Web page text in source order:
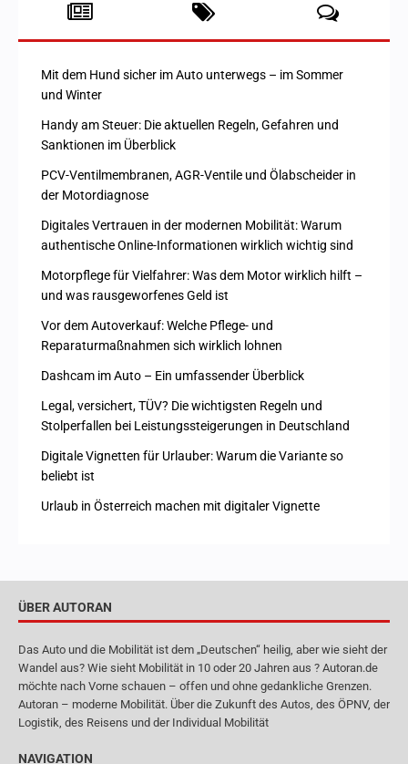
Mit dem Hund sicher im Auto unterwegs – im Sommer
und Winter
Handy am Steuer: Die aktuellen Regeln, Gefahren und
Sanktionen im Überblick
PCV-Ventilmembranen, AGR-Ventile und Ölabscheider in
der Motordiagnose
Digitales Vertrauen in der modernen Mobilität: Warum
authentische Online-Informationen wirklich wichtig sind
Motorpflege für Vielfahrer: Was dem Motor wirklich hilft –
und was rausgeworfenes Geld ist
Vor dem Autoverkauf: Welche Pflege- und
Reparaturmaßnahmen sich wirklich lohnen
Dashcam im Auto – Ein umfassender Überblick
Legal, versichert, TÜV? Die wichtigsten Regeln und
Stolperfallen bei Leistungssteigerungen in Deutschland
Digitale Vignetten für Urlauber: Warum die Variante so
beliebt ist
Urlaub in Österreich machen mit digitaler Vignette
ÜBER AUTORAN
Das Auto und die Mobilität ist dem „Deutschen“ heilig, aber wie sieht der
Wandel aus? Wie sieht Mobilität in 10 oder 20 Jahren aus ? Autoran.de
möchte nach Vorne schauen – offen und ohne gedankliche Grenzen.
Autoran – moderne Mobilität. Über die Zukunft des Autos, des ÖPNV, der
Logistik, des Reisens und der Individual Mobilität
NAVIGATION